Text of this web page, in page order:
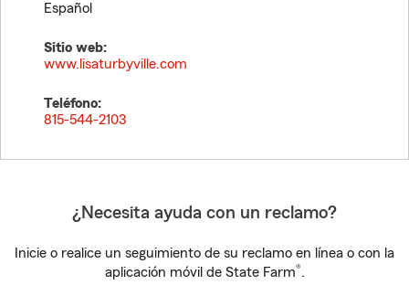
Español
Sitio web:
www.lisaturbyville.com
Teléfono:
815-544-2103
¿Necesita ayuda con un reclamo?
Inicie o realice un seguimiento de su reclamo en línea o con la
aplicación móvil de State Farm®.